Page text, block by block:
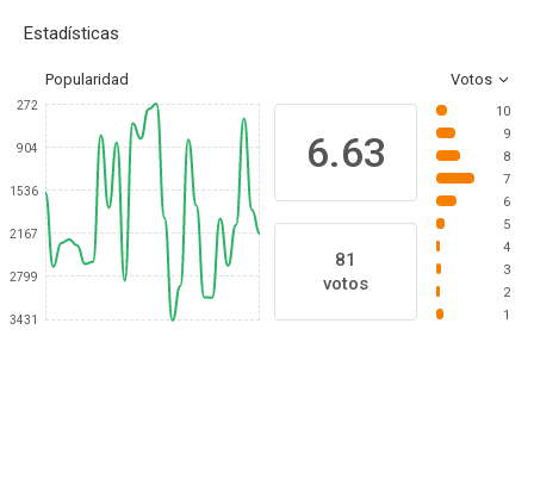
Estadísticas
Popularidad Votos
272
904
1536
2167
2799
3431
6.63
81
votos
10
9
8
7
6
5
4
3
2
1